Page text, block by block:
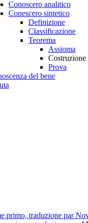
Conoscero analitico
Conescero sintetico
Definizione
Classificazione
Teorema
Assioma
Costruzione
Prova
del bene
primo, traduzione par